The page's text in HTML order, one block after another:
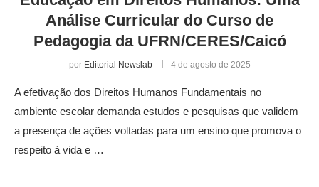
Análise Curricular do Curso de
Pedagogia da UFRN/CERES/Caicó
por Editorial Newslab 4 de agosto de 2025
A efetivação dos Direitos Humanos Fundamentais no
ambiente escolar demanda estudos e pesquisas que validem
a presença de ações voltadas para um ensino que promova o
respeito à vida e …